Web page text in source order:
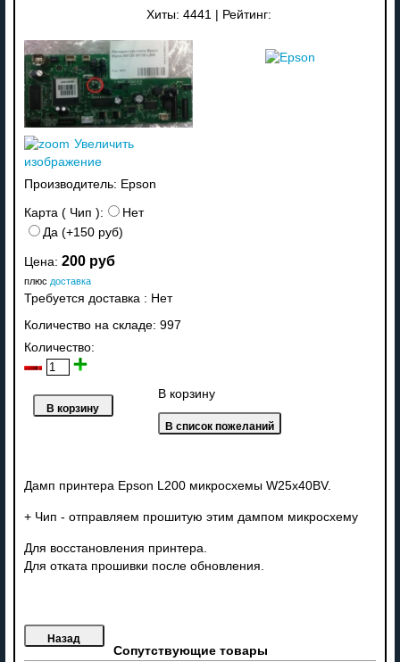
Хиты: 4441 Рейтинг:
Увеличить
изображение
Производитель: Epson
Карта ( Чип ):
Нет
Да (+150 руб)
Цена: 200 руб
плюс доставка
Требуется доставка: Нет
Количество на складе: 997
Количество:
В корзину
Дамп принтера Epson L200 микросхемы W25x40BV.
+ Чип - отправляем прошитую этим дампом микросхему
Для восстановления принтера.
Для отката прошивки после обновления.
Сопутствующие товары